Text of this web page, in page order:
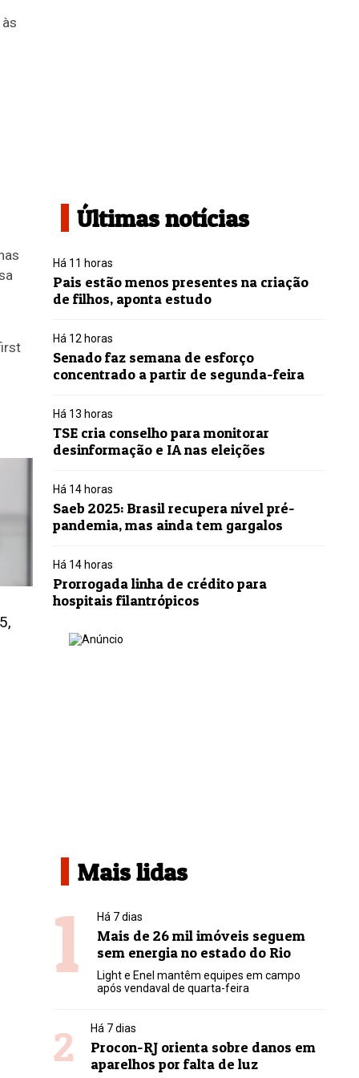
Últimas notícias
Há 11 horas
Pais estão menos presentes na criação
de filhos, aponta estudo
Há 12 horas
Senado faz semana de esforço
concentrado a partir de segunda-feira
Há 13 horas
TSE cria conselho para monitorar
desinformação e IA nas eleições
Há 14 horas
Saeb 2025: Brasil recupera nível pré-
pandemia, mas ainda tem gargalos
Há 14 horas
Prorrogada linha de crédito para
hospitais filantrópicos
Mais lidas
1 Há 7 dias
Mais de 26 mil imóveis seguem
sem energia no estado do Rio
Light e Enel mantêm equipes em campo
após vendaval de quarta-feira
2 Há 7 dias
Procon-RJ orienta sobre danos em
aparelhos por falta de luz